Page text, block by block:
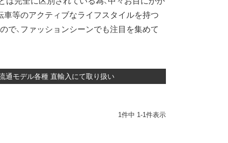
車等のアクティブなライフスタイルを持つ
で、ファッションシーンでも注目を集めて
通モデル各種 直輸入にて取り扱い
1件中 1-1件表示